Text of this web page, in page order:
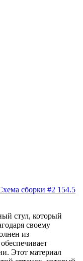
сборки #2 154.5
стул, который
своему
из
Этот материал